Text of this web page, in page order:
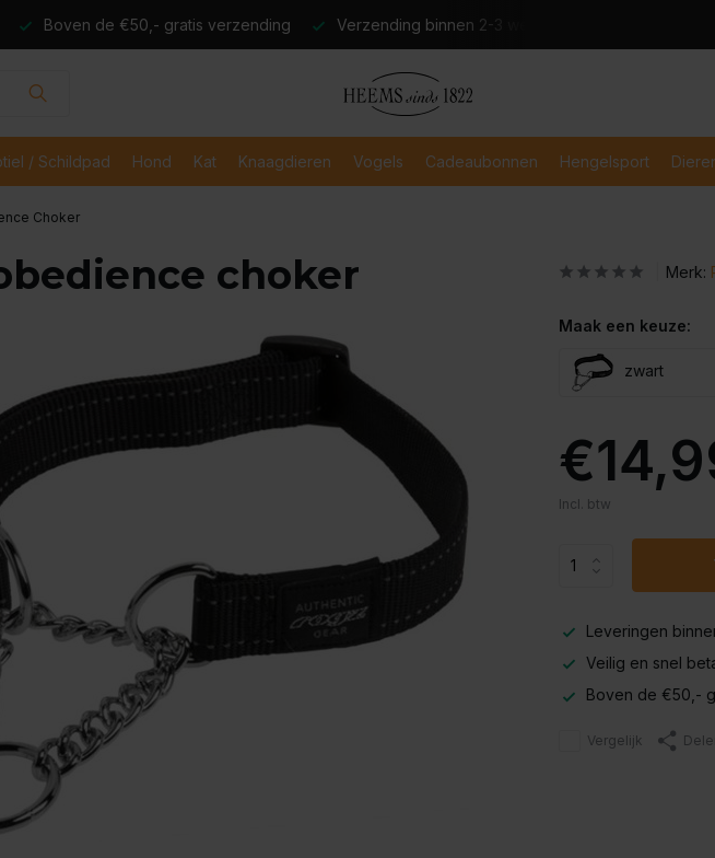
Boven de €50,- gratis verzending Verzending binnen 2-3 werkdagen Veilig en
/ Schildpad Hond Kat Knaagdieren Vogels Cadeaubonnen Hengelsport
Choker
choker Merk:
Maak een keuze:
zwart
Incl. btw
Leveringen
Veilig en snel
Boven de €50,-
Vergelijk